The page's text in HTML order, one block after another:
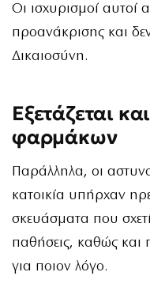
Οι ισχυρισμοί αυτοί
προανάκρισης και
Δικαιοσύνη.
Εξετάζεται
φαρμάκων
Παράλληλα, οι
κατοικία υπήρχαν
σκευάσματα που
παθήσεις, καθώς και
για ποιον λόγο.